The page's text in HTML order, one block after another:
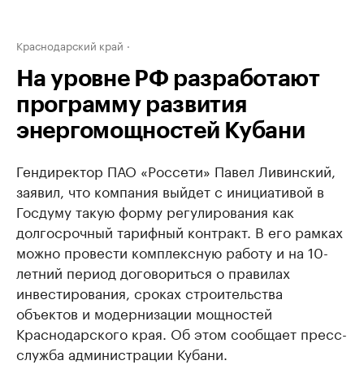
Краснодарский край
На уровне РФ разработают
программу развития
энергомощностей Кубани
Гендиректор ПАО «Россети» Павел Ливинский,
заявил, что компания выйдет с инициативой в
Госдуму такую форму регулирования как
долгосрочный тарифный контракт. В его рамках
можно провести комплексную работу и на 10-
летний период договориться о правилах
инвестирования, сроках строительства
объектов и модернизации мощностей
Краснодарского края. Об этом сообщает пресс-
служба администрации Кубани.